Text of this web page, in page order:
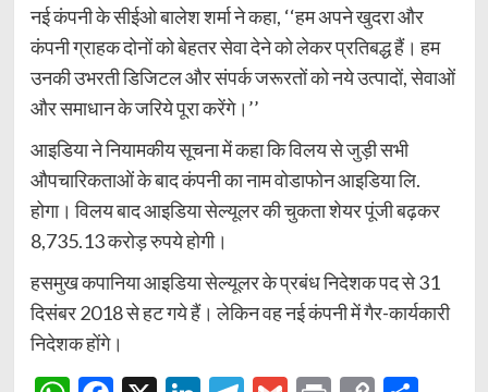
नई कंपनी के सीईओ बालेश शर्मा ने कहा, ‘‘हम अपने खुदरा और
कंपनी ग्राहक दोनों को बेहतर सेवा देने को लेकर प्रतिबद्ध हैं। हम
उनकी उभरती डिजिटल और संपर्क जरूरतों को नये उत्पादों, सेवाओं
और समाधान के जरिये पूरा करेंगे।’’
आइडिया ने नियामकीय सूचना में कहा कि विलय से जुड़ी सभी
औपचारिकताओं के बाद कंपनी का नाम वोडाफोन आइडिया लि.
होगा। विलय बाद आइडिया सेल्यूलर की चुकता शेयर पूंजी बढ़कर
8,735.13 करोड़ रुपये होगी।
हसमुख कपानिया आइडिया सेल्यूलर के प्रबंध निदेशक पद से 31
दिसंबर 2018 से हट गये हैं। लेकिन वह नई कंपनी में गैर-कार्यकारी
निदेशक होंगे।